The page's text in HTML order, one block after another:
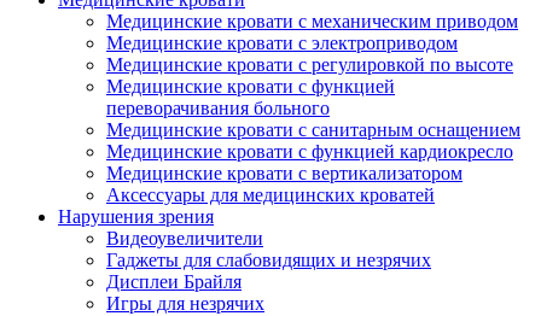
Медицинские кровати с механическим приводом
Медицинские кровати с электроприводом
Медицинские кровати с регулировкой по высоте
Медицинские кровати с функцией
переворачивания больного
Медицинские кровати с санитарным оснащением
Медицинские кровати с функцией кардиокресло
Медицинские кровати с вертикализатором
Аксессуары для медицинских кроватей
Нарушения зрения
Видеоувеличители
Гаджеты для слабовидящих и незрячих
Дисплеи Брайля
Игры для незрячих